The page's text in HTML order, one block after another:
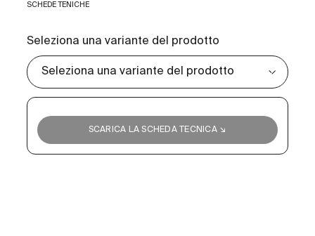
SCHEDE TENICHE
Seleziona una variante del prodotto
SCARICA LA SCHEDA TECNICA ↘